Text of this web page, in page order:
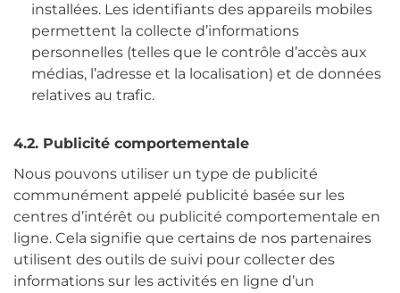
installées. Les identifiants des appareils mobiles
permettent la collecte d’informations
personnelles (telles que le contrôle d’accès aux
médias, l’adresse et la localisation) et de données
relatives au trafic.
4.2. Publicité comportementale
Nous pouvons utiliser un type de publicité
communément appelé publicité basée sur les
centres d’intérêt ou publicité comportementale en
ligne. Cela signifie que certains de nos partenaires
utilisent des outils de suivi pour collecter des
informations sur les activités en ligne d’un